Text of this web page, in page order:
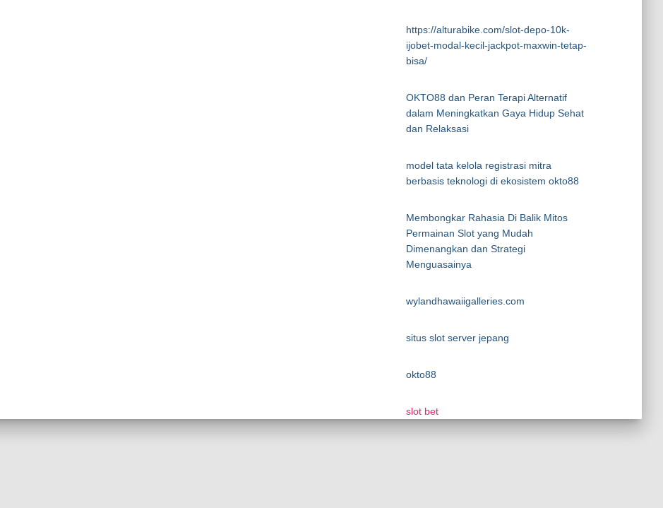
https://alturabike.com/slot-depo-10k-
ijobet-modal-kecil-jackpot-maxwin-tetap-
bisa/
OKTO88 dan Peran Terapi Alternatif
dalam Meningkatkan Gaya Hidup Sehat
dan Relaksasi
model tata kelola registrasi mitra
berbasis teknologi di ekosistem okto88
Membongkar Rahasia Di Balik Mitos
Permainan Slot yang Mudah
Dimenangkan dan Strategi
Menguasainya
wylandhawaiigalleries.com
situs slot server jepang
okto88
slot bet